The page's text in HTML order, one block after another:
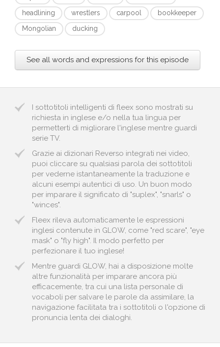
headlining
wrestlers carpool
bookkeeper
Mongolian
ducking
See all words and expressions for this episode
I sottotitoli intelligenti di fleex sono mostrati su
richiesta in inglese e/o nella tua lingua per
permetterti di migliorare l'inglese mentre guardi
serie TV.
Grazie ai dizionari Reverso integrati nei video,
puoi cliccare su qualsiasi parola dei sottotitoli
per vederne istantaneamente la traduzione e
alcuni esempi autentici di uso. Un buon modo
per imparare il significato di "suplex", "snarls" o
"winces".
Fleex rileva automaticamente le espressioni
inglesi contenute in GLOW, come "red scare", "eye
mask" o "fly high". Il modo perfetto per
perfezionare il tuo inglese!
Mentre guardi GLOW, hai a disposizione molte
altre funzionalità per imparare ancora più
efficacemente, tra cui una lista personale di
vocaboli per salvare le parole da assimilare, la
navigazione facilitata tra i sottotitoli o l'opzione di
pronuncia lenta dei dialoghi.